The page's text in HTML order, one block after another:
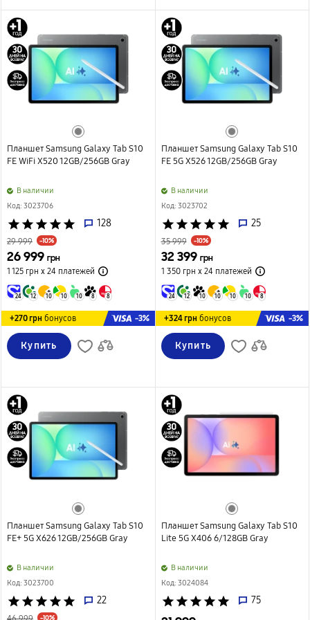
Планшет Samsung Galaxy Tab S10
FE WiFi X520 12GB/256GB Gray
B наличии
Код: 3023706
star star star star star 128
29 999 -10%
26 999 грн
1 125 грн х 24 платежей
24 12 10 10 10 8 8
+270 грн бонусов -3%
Купить
Планшет Samsung Galaxy Tab S10
FE 5G X526 12GB/256GB Gray
B наличии
Код: 3023702
star star star star star 25
35 999 -10%
32 399 грн
1 350 грн х 24платежей
24 12 10 10 10 10 8
+324 грн бонусов -3%
Купить
Планшет Samsung Galaxy Tab S10
FE+ 5G X626 12GB/256GB Gray
B наличии
Код: 3023700
star star star star star 22
-10%
Планшет Samsung Galaxy Tab S10
Lite 5G X406 6/128GB Gray
B наличии
Код: 3024084
star star star star star 75